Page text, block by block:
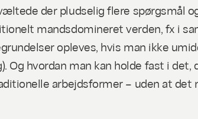
der pludselig flere spørgsmål
mandsdomineret verden, fx i
opleves, hvis man ikke
Og hvordan man kan holde fast i
arbejdsformer – uden at